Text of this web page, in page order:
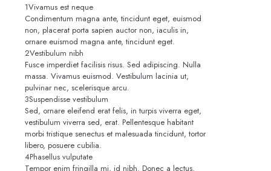
1Vivamus est neque
Condimentum magna ante, tincidunt eget, euismod
non, placerat porta sapien auctor non, iaculis in,
ornare euismod magna ante, tincidunt eget.
2Vestibulum nibh
Fusce imperdiet facilisis risus. Sed adipiscing. Nulla
massa. Vivamus euismod. Vestibulum lacinia ut,
pulvinar nec, scelerisque arcu.
3Suspendisse vestibulum
Sed, ornare eleifend erat felis, in turpis viverra eget,
vestibulum viverra sed, erat. Pellentesque habitant
morbi tristique senectus et malesuada tincidunt, tortor
libero, posuere cubilia.
4Phasellus vulputate
Tempor enim fringilla mi, id nibh. Donec a lectus.